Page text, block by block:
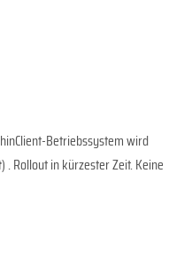
Betriebssystem wird
) . Rollout in kürzester Zeit. Keine